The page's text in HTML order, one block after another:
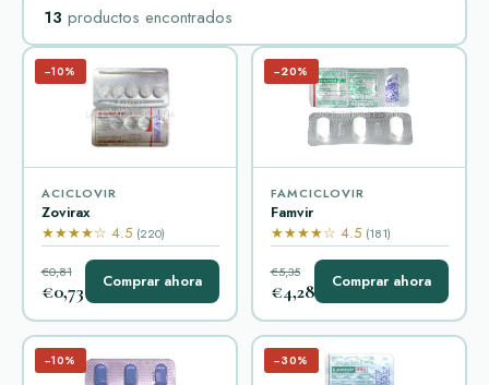
13 productos encontrados
−10%
ACICLOVIR
Zovirax
★★★★☆ 4.5 (220)
€0,81
€0,73 Comprar ahora
−20%
FAMCICLOVIR
Famvir
★★★★☆ 4.5 (181)
€5,35
€4,28 Comprar ahora
−10% −30%